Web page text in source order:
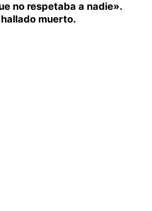
no respetaba a nadie».
muerto.